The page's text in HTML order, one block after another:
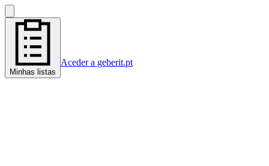
Minhas listas
Aceder a geberit.pt